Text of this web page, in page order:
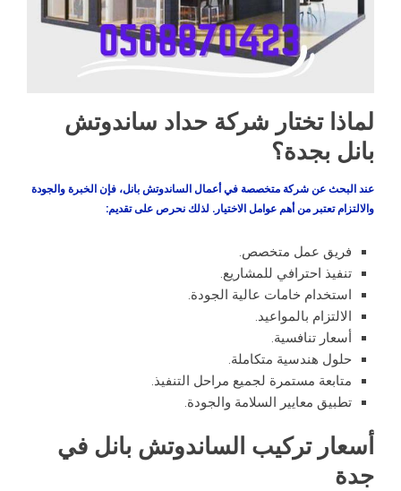
لماذا تختار شركة حداد ساندوتش
بانل بجدة؟
عند البحث عن شركة متخصصة في أعمال الساندوتش بانل، فإن الخبرة والجودة
والالتزام تعتبر من أهم عوامل الاختيار. لذلك نحرص على تقديم:
فريق عمل متخصص.
تنفيذ احترافي للمشاريع.
استخدام خامات عالية الجودة.
الالتزام بالمواعيد.
أسعار تنافسية.
حلول هندسية متكاملة.
متابعة مستمرة لجميع مراحل التنفيذ.
تطبيق معايير السلامة والجودة.
أسعار تركيب الساندوتش بانل في
جدة